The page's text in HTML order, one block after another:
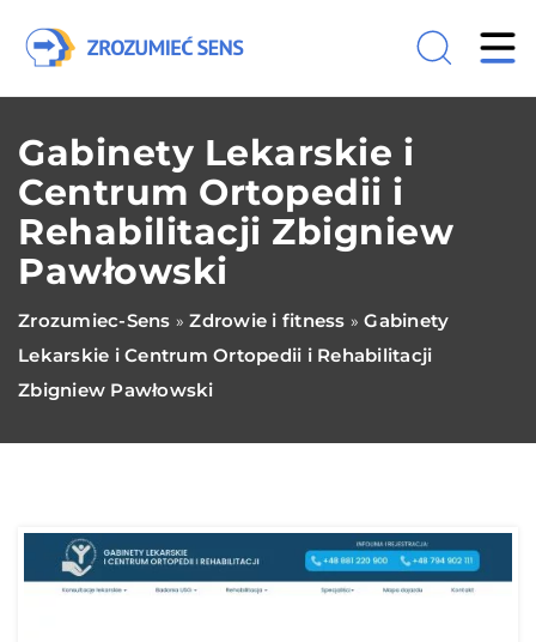
Gabinety Lekarskie i
Centrum Ortopedii i
Rehabilitacji Zbigniew
Pawłowski
Zrozumiec-Sens »Zdrowie i fitness »Gabinety
Lekarskie i Centrum Ortopedii i Rehabilitacji
Zbigniew Pawłowski